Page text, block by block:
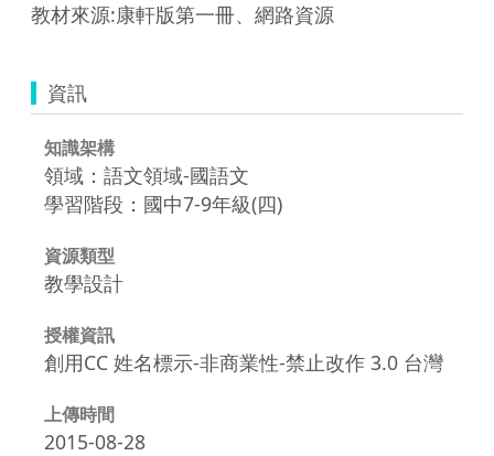
資訊
知識架構
領域：語文領域-國語文
學習階段：國中7-9年級(四)
資源類型
教學設計
授權資訊
創用CC 姓名標示-非商業性-禁止改作 3.0 台灣
上傳時間
2015-08-28